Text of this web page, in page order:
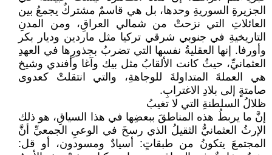
الجزيرةِ السوريةِ وحدها، بل هي قاسمٌ مشتركٌ يجمعُ بين
العائلاتِ التي نزحتْ من شمالي العراقِ، ومن المدنِ
التاريخيةِ في جنوبي شرقي تركيا مثل ماردين وديار بكر
وأورفا. إنها العقليةُ نفسها التي تضربُ بجذورِها في العهدِ
العثمانيِّ، حيثُ كانت الألقابُ مثل بيك وآغا وأفندي وشيخ
هي العملةَ المتداولةَ للوجاهةِ، والتي انتقلتْ كعدوى
صامتةٍ إلى بلادِ الاغترابِ.
ظلالُ السلطنةِ التي لا تغيبُ
إنَّ ما يربطُ هذه المناطقَ ببعضِها في هذا السياقِ، هو ذلك
الإرثُ العثمانيُّ الثقيلُ الذي رسخَ في الوعيِ الجمعيِّ أنَّ
المجتمعَ يتكونُ من طبقاتٍ: أسيادٌ ومسودون، أو قل: